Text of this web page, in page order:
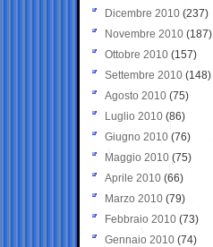
Dicembre 2010 (237)
Novembre 2010 (187)
Ottobre 2010 (157)
Settembre 2010 (148)
Agosto 2010 (75)
Luglio 2010 (86)
Giugno 2010 (76)
Maggio 2010 (75)
Aprile 2010 (66)
Marzo 2010 (79)
Febbraio 2010 (73)
Gennaio 2010 (74)